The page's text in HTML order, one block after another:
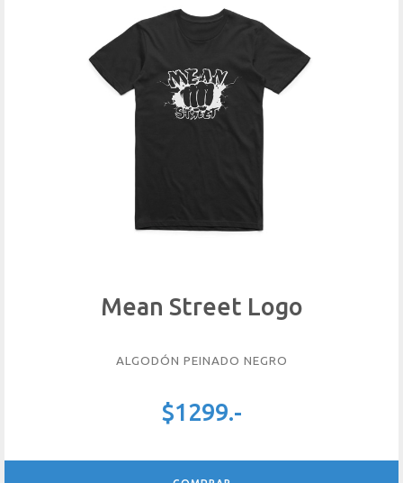
Mean Street Logo
ALGODÓN PEINADO NEGRO
$1299.-